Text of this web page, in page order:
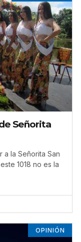
Señorita
a la Señorita San
1018 no es la
OPINIÓN